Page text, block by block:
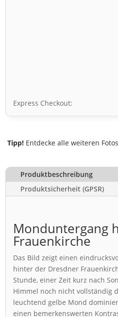
Express Checkout:
Tipp! Entdecke alle weiteren
Produktbeschreibung
Produktsicherheit (GPSR)
Monduntergang
Frauenkirche
Das Bild zeigt einen
hinter der Dresdner
Stunde, einer Zeit kurz nach
Himmel noch nicht vollständig
leuchtend gelbe Mond
einen bemerkenswerten